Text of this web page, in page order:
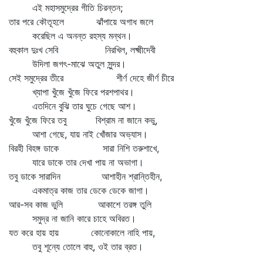
এই মহাসমুদ্রের গীতি চিরন্তন;
তার পরে কৌতূহলে ঝাঁপায়ে অগাধ জলে
করেছিল এ অনন্ত রহস্য মন্থন।
বহুকাল দুঃখ সেবি নিরখিল, লক্ষ্মীদেবী
উদিলা জগৎ-মাঝে অতুল সুন্দর।
সেই সমুদ্রের তীরে শীর্ণ দেহে জীর্ণ চীরে
খ্যাপা খুঁজে খুঁজে ফিরে পরশপাথর।
এতদিনে বুঝি তার ঘুচে গেছে আশ।
খুঁজে খুঁজে ফিরে তবু বিশ্রাম না জানে কভু,
আশা গেছে, যায় নাই খোঁজার অভ্যাস।
বিরহী বিহঙ্গ ডাকে সারা নিশি তরুশাখে,
যারে ডাকে তার দেখা পায় না অভাগা।
তবু ডাকে সারাদিন আশাহীন শ্রান্তিহীন,
একমাত্র কাজ তার ডেকে ডেকে জাগা।
আর-সব কাজ ভুলি আকাশে তরঙ্গ তুলি
সমুদ্র না জানি কারে চাহে অবিরত।
যত করে হায় হায় কোনোকালে নাহি পায়,
তবু শূন্যে তোলে বাহু, ওই তার ব্রত।